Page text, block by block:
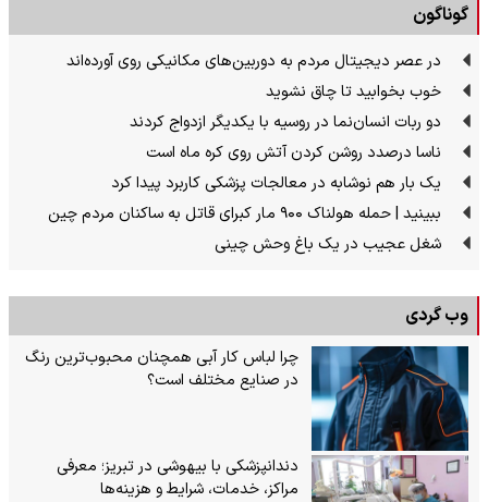
گوناگون
در عصر دیجیتال مردم به دوربین‌های مکانیکی روی آورده‌اند
خوب بخوابید تا چاق نشوید
دو ربات انسان‌نما در روسیه با یکدیگر ازدواج کردند
ناسا درصدد روشن کردن آتش روی کره ماه است
یک بار هم نوشابه در معالجات پزشکی کاربرد پیدا کرد
ببینید | حمله هولناک ۹۰۰ مار کبرای قاتل به ساکنان مردم چین
شغل عجیب در یک باغ وحش چینی
وب گردی
چرا لباس کار آبی همچنان محبوب‌ترین رنگ
در صنایع مختلف است؟
دندانپزشکی با بیهوشی در تبریز؛ معرفی
مراکز، خدمات، شرایط و هزینه‌ها